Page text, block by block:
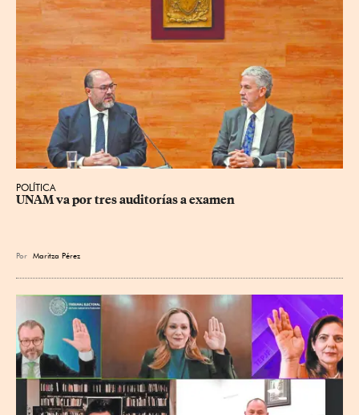
POLÍTICA
UNAM va por tres auditorías a examen
Por Maritza Pérez